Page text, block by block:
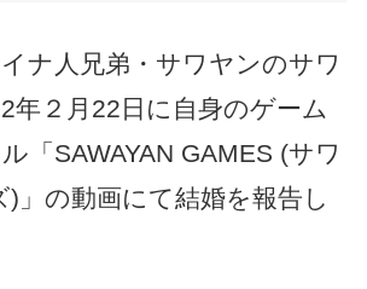
ナ人兄弟・サワヤンのサワ
年２月22日に自身のゲーム
「SAWAYAN GAMES (サワ
」の動画にて結婚を報告し